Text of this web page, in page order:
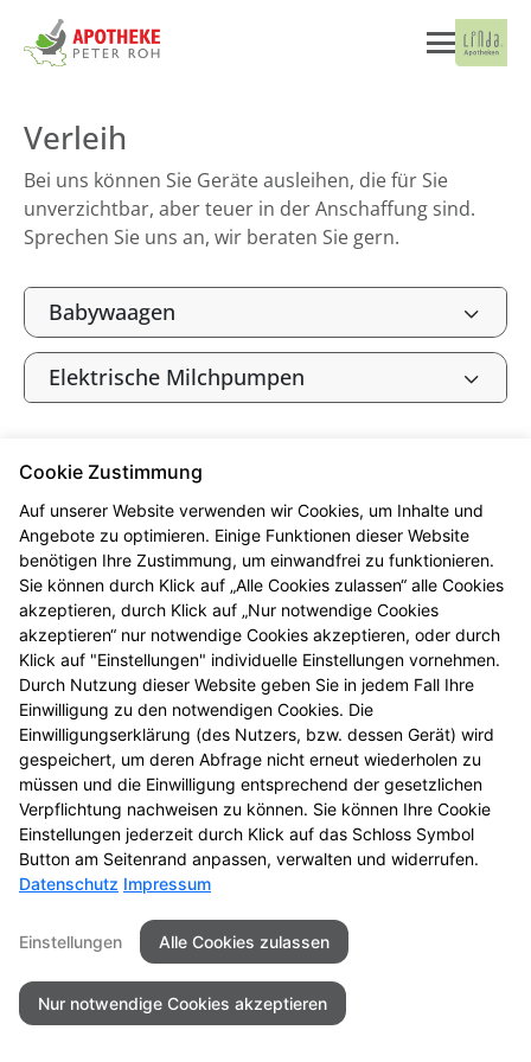
Verleih
Bei uns können Sie Geräte ausleihen, die für Sie
unverzichtbar, aber teuer in der Anschaffung sind.
Sprechen Sie uns an, wir beraten Sie gern.
Babywaagen
Elektrische Milchpumpen
Seitenübersicht Kontakt
Impressum
Datenschutz
Barrierefreiheit
© 2026 Apotheke am kleinen Markt
Cookie Zustimmung
Auf unserer Website verwenden wir Cookies, um Inhalte und
Angebote zu optimieren. Einige Funktionen dieser Website
benötigen Ihre Zustimmung, um einwandfrei zu funktionieren.
Sie können durch Klick auf „Alle Cookies zulassen“ alle Cookies
akzeptieren, durch Klick auf „Nur notwendige Cookies
akzeptieren“ nur notwendige Cookies akzeptieren, oder durch
Klick auf "Einstellungen" individuelle Einstellungen vornehmen.
Durch Nutzung dieser Website geben Sie in jedem Fall Ihre
Einwilligung zu den notwendigen Cookies. Die
Einwilligungserklärung (des Nutzers, bzw. dessen Gerät) wird
gespeichert, um deren Abfrage nicht erneut wiederholen zu
müssen und die Einwilligung entsprechend der gesetzlichen
Verpflichtung nachweisen zu können. Sie können Ihre Cookie
Einstellungen jederzeit durch Klick auf das Schloss Symbol
Button am Seitenrand anpassen, verwalten und widerrufen.
Datenschutz Impressum
Einstellungen Alle Cookies zulassen
Nur notwendige Cookies akzeptieren